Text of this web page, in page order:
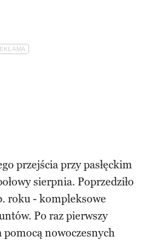
przejścia przy pasłęckim
sierpnia. Poprzedziło
roku - kompleksowe
Po raz pierwszy
pomocą nowoczesnych